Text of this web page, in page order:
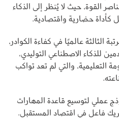
القوة، حيث لا يُنظر إلى الذكاء
كأداة حضارية واقتصادية.
عالميًا في كفاءة الكوادر،
للذكاء الاصطناعي التوليدي،
والتي لم تعد تواكب
عملي لتوسيع قاعدة المهارات
فاعل في اقتصاد المستقبل.